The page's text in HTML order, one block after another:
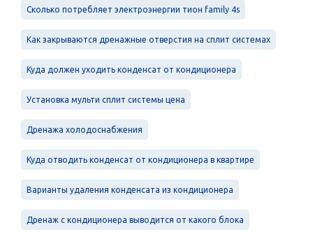
Сколько потребляет электроэнергии тион family 4s
Как закрываются дренажные отверстия на сплит системах
Куда должен уходить конденсат от кондиционера
Установка мульти сплит системы цена
Дренажа холодоснабжения
Куда отводить конденсат от кондиционера в квартире
Варианты удаления конденсата из кондиционера
Дренаж с кондиционера выводится от какого блока